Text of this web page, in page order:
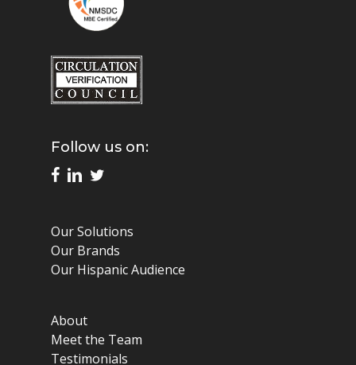
Follow us on:
Our Solutions
Our Brands
Our Hispanic Audience
About
Meet the Team
Testimonials